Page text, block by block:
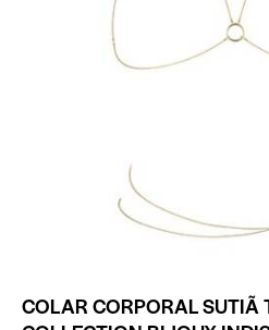
COLAR CORPORAL SUTIÃ